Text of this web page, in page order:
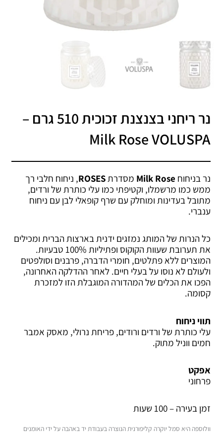
נר ריחני בצנצנת זכוכית‏ 510 גרם –
Milk Rose VOLUSPA
נר בניחוח מסדרתROSES, ניחוח חלבי רך
ממש כמו מרשמלו, וקטיפתי כמו עלי כותרת של ורדים,
מתובל בעדינות ומוחלק עם שרף קופאלי לבן עם ניחוח
ענברי.
כל הנרות של המותג נמזגים ידנית בארצות הברית ומכילים
את תערובת שעוות הקוקוס ופתיליות 100% טבעיות.
המוצרים ללא פתלטים, חומרי הדברה, פרבנים וסולפטים
ולעולם לא נוסו על בעלי חיים. לאחר ההדלקה האחרונה,
הפכו את הכלים של המהדורה המוגבלת הזו למזכרת
קסומה.
תווי ניחוח
עלי כותרת של ורדים ורודים, פריחת נרולי, מאסק אמבר
חמים ווניל מתוק.
אפקט
פרחוני
זמן בעירה –100 שעות
וולוספה היא סמל יוקרה קליפורנית הנוצרה בעבודת יד באהבה על ידי האומנים